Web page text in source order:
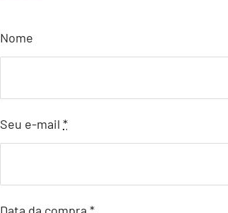
Nome
Seu e-mail*